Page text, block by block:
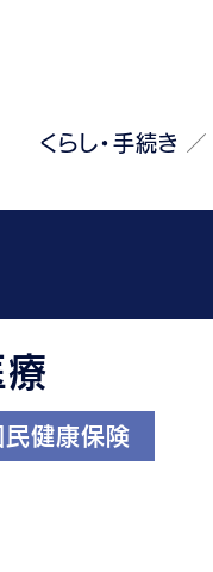
くらし・手続き
療
民健康保険